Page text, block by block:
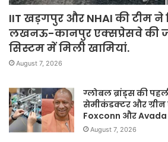
IIT खड़गपुर और NHAI की टीम ने
लखनऊ-कानपुर एक्सप्रेसवे की
सिस्टम में मिली खामियां.
August 7, 2026
ग्लोबल ब्रांड्स की
सेमीकंडक्टर और ग्रीन
Foxconn और Avada
August 7, 2026